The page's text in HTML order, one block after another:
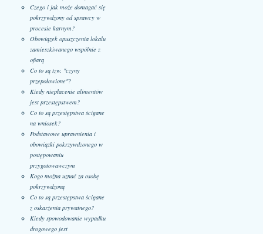
Czego i jak może domagać się
pokrzywdzony od sprawcy w
procesie karnym?
Obowiązek opuszczenia lokalu
zamieszkiwanego wspólnie z
ofiarą
Co to są tzw. "czyny
przepołowione"?
Kiedy niepłacenie alimentów
jest przestępstwem?
Co to są przestępstwa ścigane
na wniosek?
Podstawowe uprawnienia i
obowiązki pokrzywdzonego w
postępowaniu
przygotowawczym
Kogo można uznać za osobę
pokrzywdzoną
Co to są przestępstwa ścigane
z oskarżenia prywatnego?
Kiedy spowodowanie wypadku
drogowego jest